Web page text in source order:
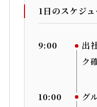
1日のスケジ
9:00
出
ク
10:00
グ